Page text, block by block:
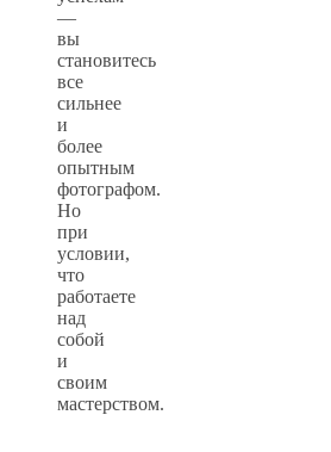
—
вы
становитесь
все
сильнее
и
более
опытным
фотографом.
Но
при
условии,
что
работаете
над
собой
и
своим
мастерством.